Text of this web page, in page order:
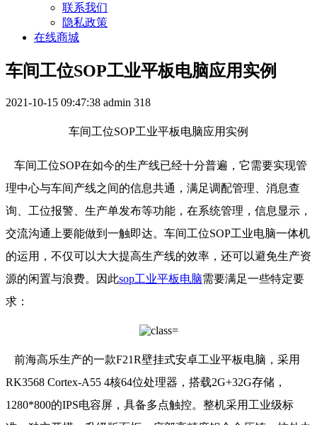
联系我们
隐私政策
在线商城
车间工位SOP工业平板电脑应用实例
2021-10-15 09:47:38 admin 318
车间工位SOP工业平板电脑应用实例
车间工位SOP在如今的生产线已经十分普遍，它需要实现管
理中心与车间产线之间的信息共通，满足调配管理、消息查
询、工位报警、生产单发布等功能，在系统管理，信息显示，
交流沟通上要能做到一触即达。车间工位SOP工业电脑一体机
的运用，不仅可以大大提高生产线的效率，还可以避免生产资
源的闲置与浪费。因此sop工业平板电脑需要满足一些特定要
求：
前海高乐生产的一款F21R壁挂式安卓工业平板电脑，采用
RK3568 Cortex-A55 4核64位处理器，搭载2G+32G存储，
1280*800的IPS电容屏，具备多点触控。整机采用工业级标